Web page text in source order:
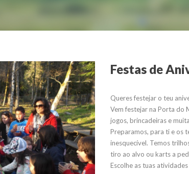
Festas de
Queres festejar o teu
Vem festejar na Porta do
jogos, brincadeiras e
Preparamos, para ti e os
inesquecível. Temos
tiro ao alvo ou karts a
Escolhe as tuas